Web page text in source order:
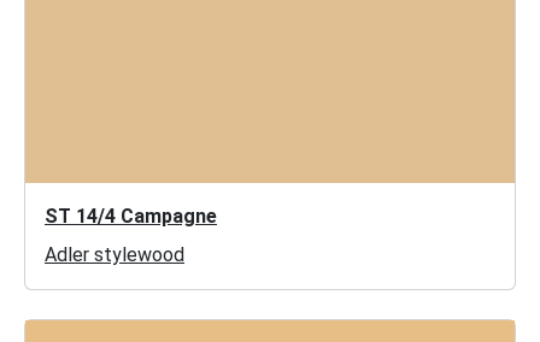
ST 14/4 Campagne
Adler stylewood